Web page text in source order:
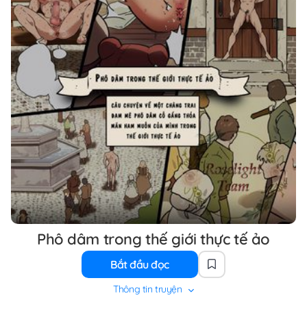
Phô dâm trong thế giới thực tế ảo
Bắt đầu đọc
Thông tin truyện